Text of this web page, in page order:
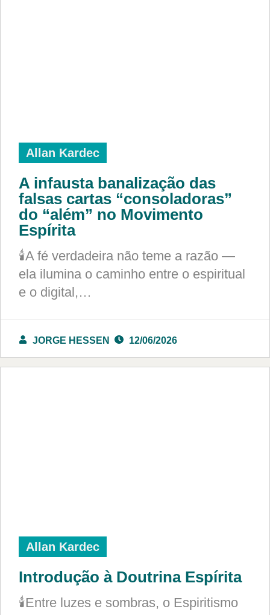
Allan Kardec
A infausta banalização das
falsas cartas “consoladoras”
do “além” no Movimento
Espírita
🕯️A fé verdadeira não teme a razão —
ela ilumina o caminho entre o espiritual
e o digital,…
JORGE HESSEN 12/06/2026
Allan Kardec
Introdução à Doutrina Espírita
🕯️Entre luzes e sombras, o Espiritismo